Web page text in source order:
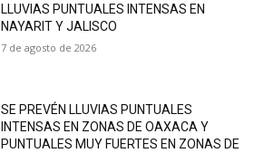
LLUVIAS PUNTUALES INTENSAS EN
NAYARIT Y JALISCO
7 de agosto de 2026
SE PREVÉN LLUVIAS PUNTUALES
INTENSAS EN ZONAS DE OAXACA Y
PUNTUALES MUY FUERTES EN ZONAS DE